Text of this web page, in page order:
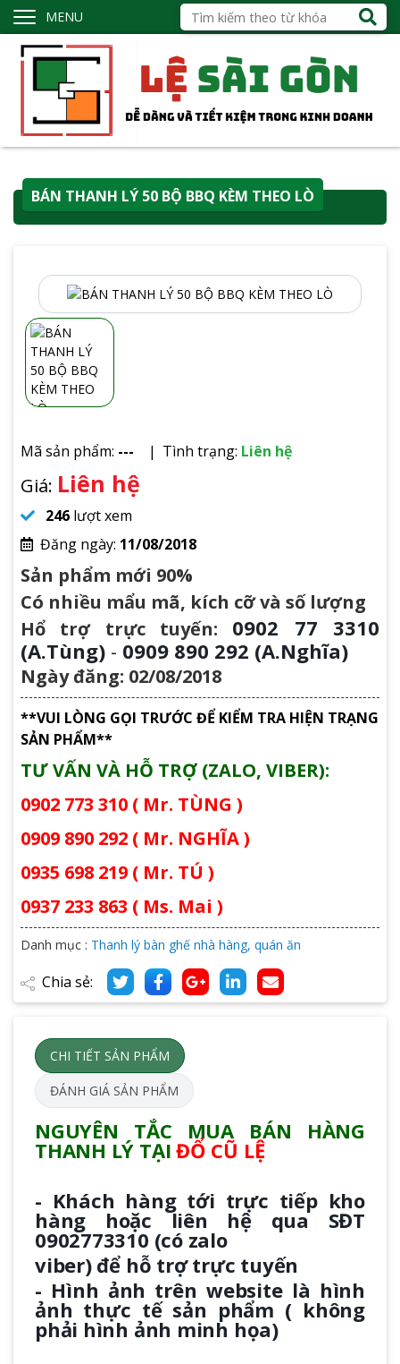
MENU
BÁN THANH LÝ 50 BỘ BBQ KÈM THEO LÒ
Mã sản phẩm: --- Tình trạng: Liên hệ
Giá: Liên hệ
246 lượt xem
Đăng ngày: 11/08/2018
Sản phẩm mới 90%
Có nhiều mẩu mã, kích cỡ và số lượng
Hổ trợ trực tuyến: 0902 77 3310
(A.Tùng) - 0909 890 292 (A.Nghĩa)
Ngày đăng: 02/08/2018
**VUI LÒNG GỌI TRƯỚC ĐỂ KIỂM TRA HIỆN TRẠNG
SẢN PHẨM**
TƯ VẤN VÀ HỖ TRỢ (ZALO, VIBER):
0902 773 310 ( Mr. TÙNG )
0909 890 292 ( Mr. NGHĨA )
0935 698 219 ( Mr. TÚ )
0937 233 863 ( Ms. Mai )
Danh mục : Thanh lý bàn ghế nhà hàng, quán ăn
Chia sẻ:
CHI TIẾT SẢN PHẨM
ĐÁNH GIÁ SẢN PHẨM
NGUYÊN TẮC MUA BÁN HÀNG
THANH LÝ TẠIĐỔ CŨ LỆ
- Khách hàng tới trực tiếp kho
hàng hoặc liên hệ qua SĐT
0902773310 (có zalo
viber) để hỗ trợ trực tuyến
- Hình ảnh trên website là hình
ảnh thực tế sản phẩm ( không
phải hình ảnh minh họa)